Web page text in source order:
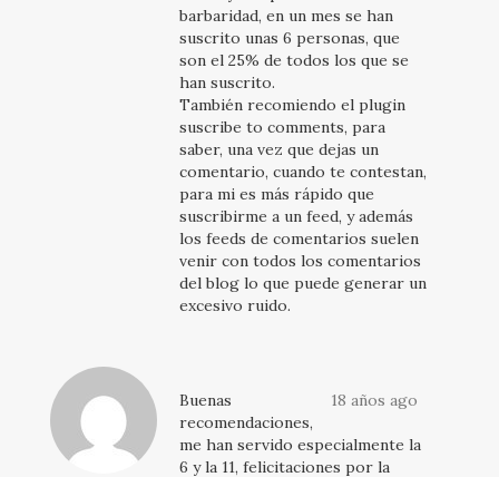
barbaridad, en un mes se han
suscrito unas 6 personas, que
son el 25% de todos los que se
han suscrito.
También recomiendo el plugin
suscribe to comments, para
saber, una vez que dejas un
comentario, cuando te contestan,
para mi es más rápido que
suscribirme a un feed, y además
los feeds de comentarios suelen
venir con todos los comentarios
del blog lo que puede generar un
excesivo ruido.
18 años ago
Buenas
recomendaciones,
me han servido especialmente la
6 y la 11, felicitaciones por la